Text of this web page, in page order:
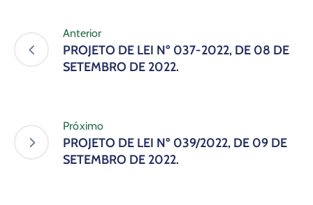
Anterior
PROJETO DE LEI Nº 037-2022, DE 08 DE
SETEMBRO DE 2022.
Próximo
PROJETO DE LEI Nº 039/2022, DE 09 DE
SETEMBRO DE 2022.